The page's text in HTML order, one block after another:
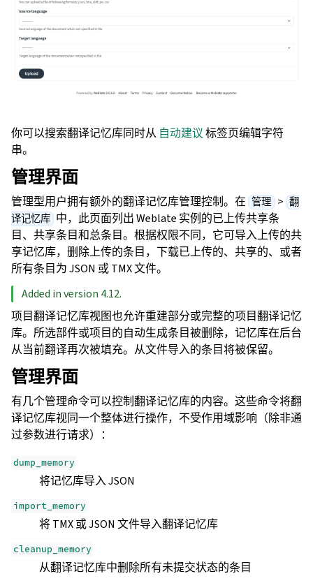
你可以搜索翻译记忆库同时从 自动建议标签页编辑字符
串。
管理界面
管理型用户拥有额外的翻译记忆库管理控制。在 管理 > 翻
译记忆库 中，此页面列出 Weblate 实例的已上传共享条
目、共享条目和总条目。根据权限不同，它可导入上传的共
享记忆库，删除上传的条目，下载已上传的、共享的、或者
所有条目为 JSON 或 TMX 文件。
Added in version 4.12.
项目翻译记忆库视图也允许重建部分或完整的项目翻译记忆
库。所选部件或项目的自动生成条目被删除，记忆库在后台
从当前翻译再次被填充。从文件导入的条目将被保留。
管理界面
有几个管理命令可以控制翻译记忆库的内容。这些命令将翻
译记忆库视同一个整体进行操作，不受作用域影响（除非通
过参数进行请求）：
dump_memory
将记忆库导入 JSON
import_memory
将 TMX 或 JSON 文件导入翻译记忆库
cleanup_memory
从翻译记忆库中删除所有未提交状态的条目